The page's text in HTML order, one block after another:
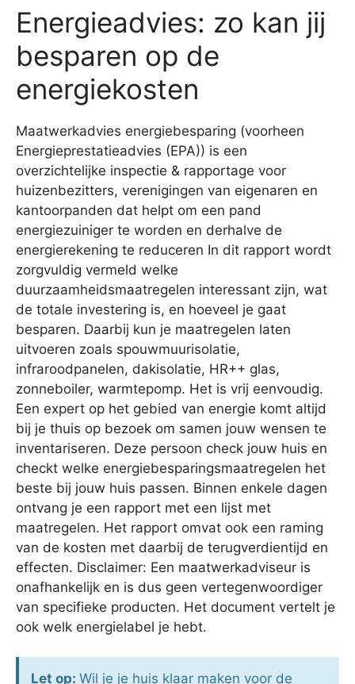
Energieadvies: zo kan jij
besparen op de
energiekosten
Maatwerkadvies energiebesparing (voorheen
Energieprestatieadvies (EPA)) is een
overzichtelijke inspectie & rapportage voor
huizenbezitters, verenigingen van eigenaren en
kantoorpanden dat helpt om een pand
energiezuiniger te worden en derhalve de
energierekening te reduceren In dit rapport wordt
zorgvuldig vermeld welke
duurzaamheidsmaatregelen interessant zijn, wat
de totale investering is, en hoeveel je gaat
besparen. Daarbij kun je maatregelen laten
uitvoeren zoals spouwmuurisolatie,
infraroodpanelen, dakisolatie, HR++ glas,
zonneboiler, warmtepomp. Het is vrij eenvoudig.
Een expert op het gebied van energie komt altijd
bij je thuis op bezoek om samen jouw wensen te
inventariseren. Deze persoon check jouw huis en
checkt welke energiebesparingsmaatregelen het
beste bij jouw huis passen. Binnen enkele dagen
ontvang je een rapport met een lijst met
maatregelen. Het rapport omvat ook een raming
van de kosten met daarbij de terugverdientijd en
effecten. Disclaimer: Een maatwerkadviseur is
onafhankelijk en is dus geen vertegenwoordiger
van specifieke producten. Het document vertelt je
ook welk energielabel je hebt.
Let op: Wil je je huis klaar maken voor de